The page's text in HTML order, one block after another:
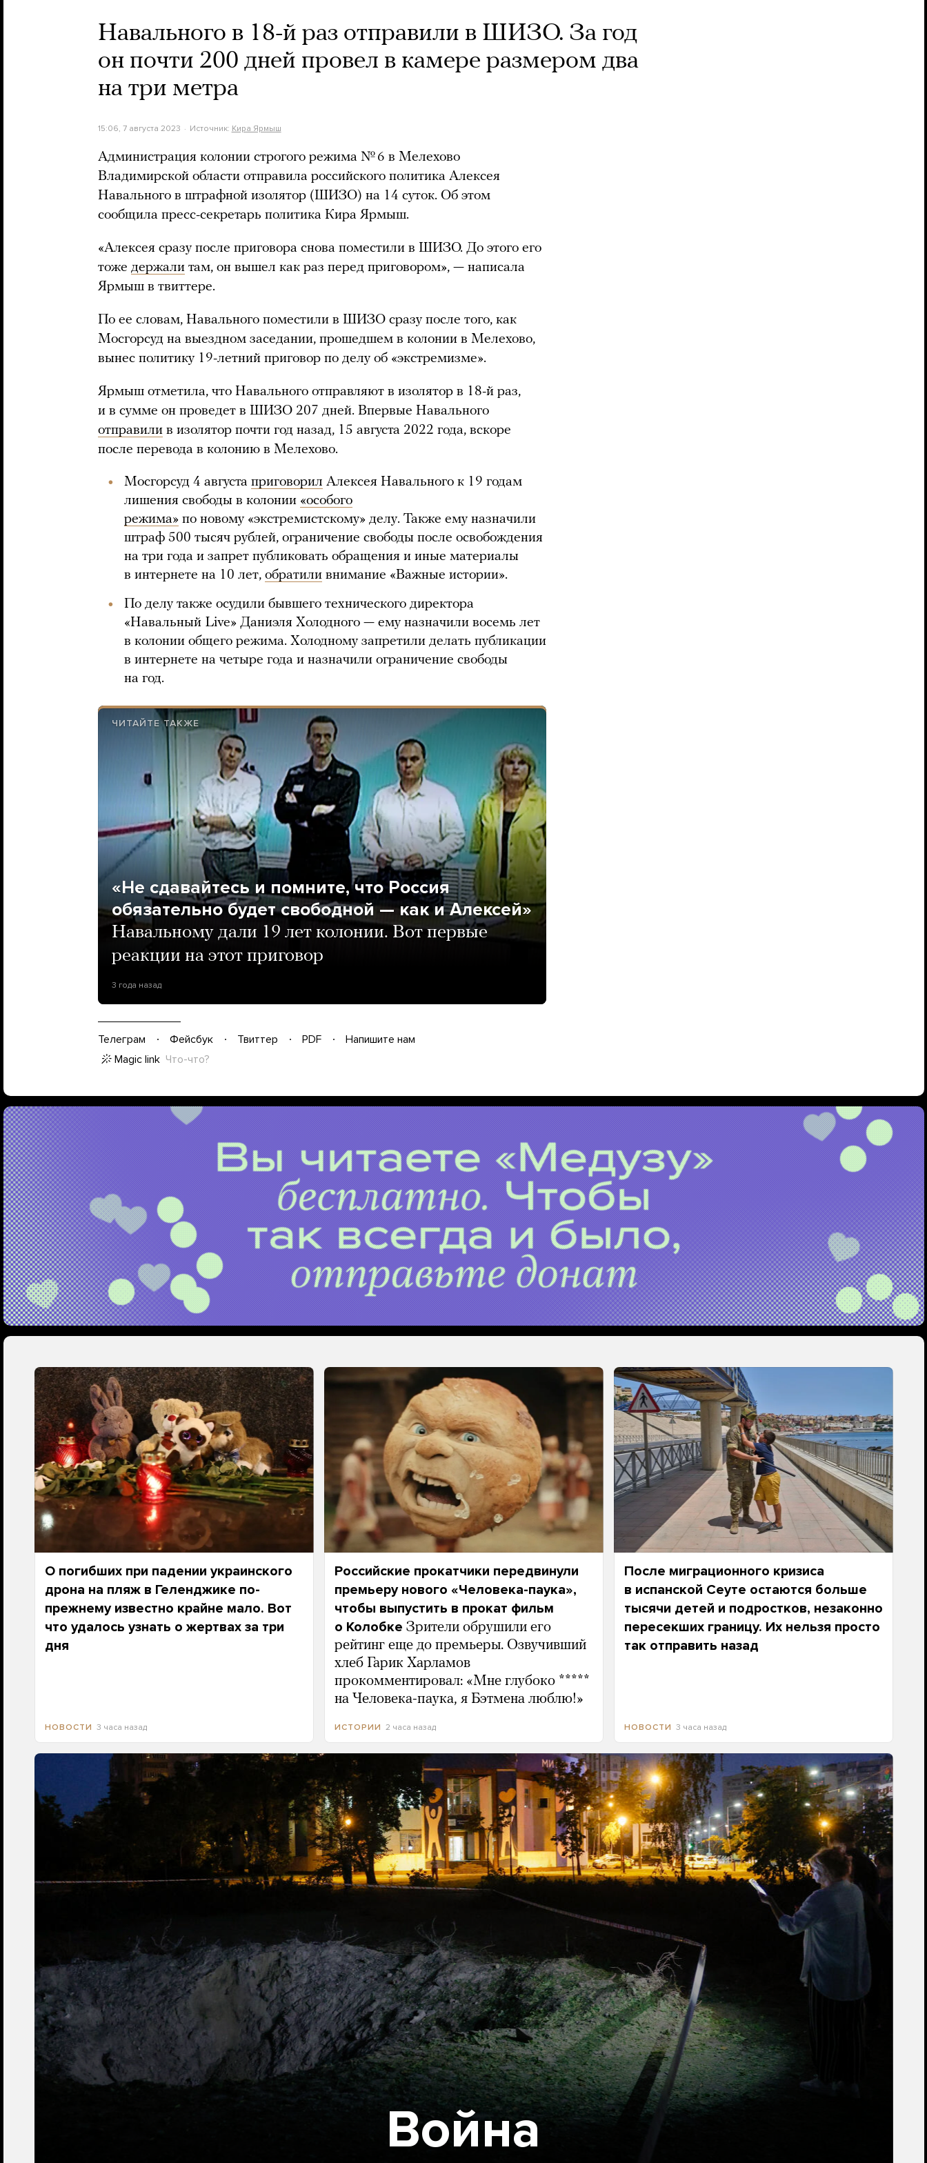
Навального в 18-й раз отправили в ШИЗО. За год
он почти 200 дней провел в камере размером два
на три метра
15:06, 7 августа 2023 Источник: Кира Ярмыш
Администрация колонии строгого режима № 6 в Мелехово
Владимирской области отправила российского политика Алексея
Навального в штрафной изолятор (ШИЗО) на 14 суток. Об этом
сообщила пресс-секретарь политика Кира Ярмыш.
«Алексея сразу после приговора снова поместили в ШИЗО. До этого его
тоже держали там, он вышел как раз перед приговором», — написала
Ярмыш в твиттере.
По ее словам, Навального поместили в ШИЗО сразу после того, как
Мосгорсуд на выездном заседании, прошедшем в колонии в Мелехово,
вынес политику 19-летний приговор по делу об «экстремизме».
Ярмыш отметила, что Навального отправляют в изолятор в 18-й раз,
и в сумме он проведет в ШИЗО 207 дней. Впервые Навального
отправили в изолятор почти год назад, 15 августа 2022 года, вскоре
после перевода в колонию в Мелехово.
Мосгорсуд 4 августа приговорил Алексея Навального к 19 годам
лишения свободы в колонии «особого
режима» по новому «экстремистскому» делу. Также ему назначили
штраф 500 тысяч рублей, ограничение свободы после освобождения
на три года и запрет публиковать обращения и иные материалы
в интернете на 10 лет, обратили внимание «Важные истории».
По делу также осудили бывшего технического директора
«Навальный Live» Даниэля Холодного — ему назначили восемь лет
в колонии общего режима. Холодному запретили делать публикации
в интернете на четыре года и назначили ограничение свободы
на год.
ЧИТАЙТЕ ТАКЖЕ
«Не сдавайтесь и помните, что Россия
обязательно будет свободной — как и Алексей»
Навальному дали 19 лет колонии. Вот первые
реакции на этот приговор
3 года назад
Телеграм Фейсбук Твиттер PDF
Напишите нам
Magic link Что-что?
О погибших при падении украинского
дрона на пляж в Геленджике по-
прежнему известно крайне мало. Вот
что удалось узнать о жертвах за три
дня
НОВОСТИ 3 часа назад
Российские прокатчики передвинули
премьеру нового «Человека-паука»,
чтобы выпустить в прокат фильм
о Колобке Зрители обрушили его
рейтинг еще до премьеры. Озвучивший
хлеб Гарик Харламов
прокомментировал: «Мне глубоко *****
на Человека-паука, я Бэтмена люблю!»
ИСТОРИИ 2 часа назад
После миграционного кризиса
в испанской Сеуте остаются больше
тысячи детей и подростков, незаконно
пересекших границу. Их нельзя просто
так отправить назад
НОВОСТИ 3 часа назад
Война